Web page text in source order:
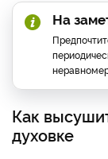
На
Как
духовке